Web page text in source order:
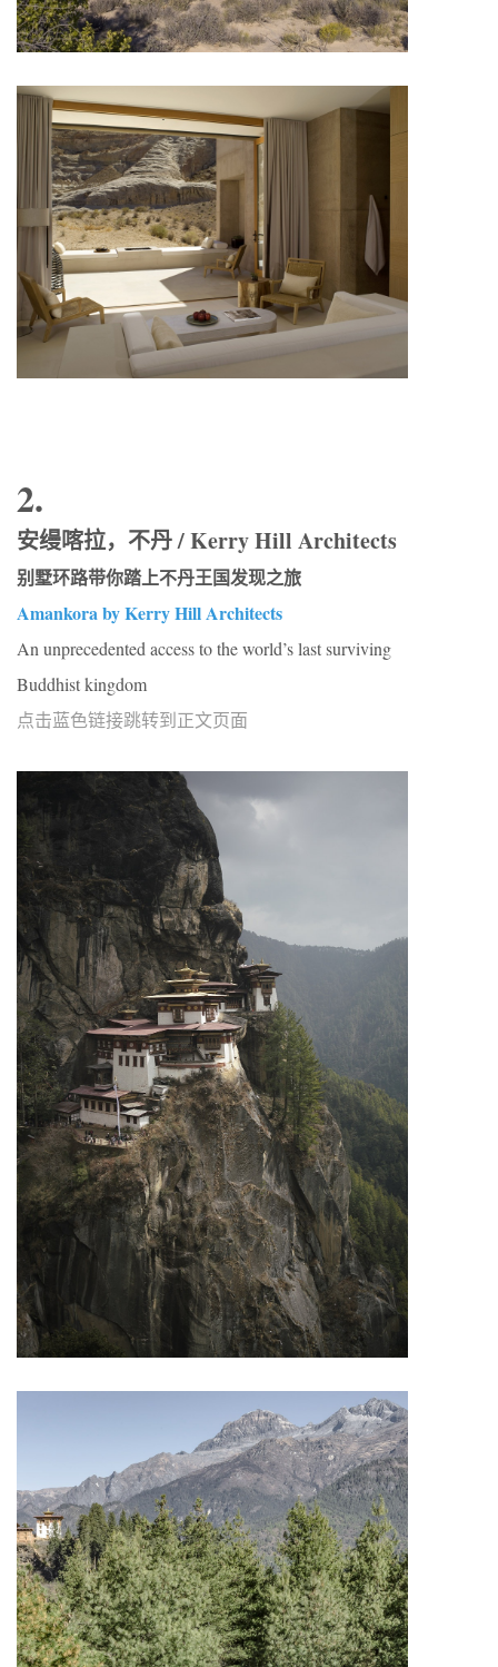
2.
安缦喀拉，不丹 / Kerry Hill Architects
别墅环路带你踏上不丹王国发现之旅
Amankora by Kerry Hill Architects
An unprecedented access to the world’s last surviving
Buddhist kingdom
点击蓝色链接跳转到正文页面